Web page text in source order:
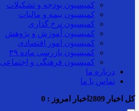
کمیسیون بودجه و تشکیلات
کمیسیون بیمه و مالیات
کمیسیون نرخ گذاری
کمیسیون آموزش و پژوهش
کمیسیون امور اقتصادی
کمیسیون بازرسی ماده ۳۹
کمیسیون فرهنگی و اجتماعی
درباره ما
تماس با ما
کل اخبار اخبار امروز : 0